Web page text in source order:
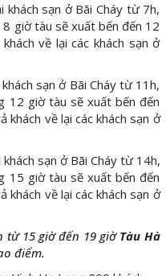
sạn ở Bãi Cháy từ 7h,
giờ tàu sẽ xuất bến đến 12
về lại các khách sạn ở
sạn ở Bãi Cháy từ 11h,
12 giờ tàu sẽ xuất bến đến
khách về lại các khách sạn ở
sạn ở Bãi Cháy từ 14h,
15 giờ tàu sẽ xuất bến đến
khách về lại các khách sạn ở
từ 15 giờ đến 19 giờ Tàu Hà
điểm.